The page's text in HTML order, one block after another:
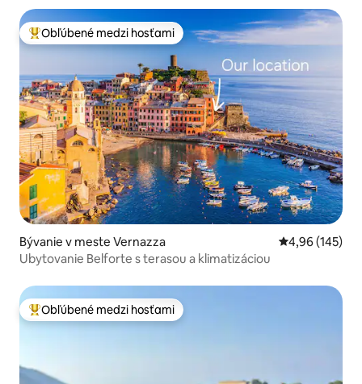
Najobľúbenejšie medzi hosťami
Obľúbené medzi hosťami
Bývanie v meste Vernazza Priemerné
4,96 (145)
Ubytovanie Belforte s terasou a klimatizáciou
Najobľúbenejšie medzi hosťami
Obľúbené medzi hosťami